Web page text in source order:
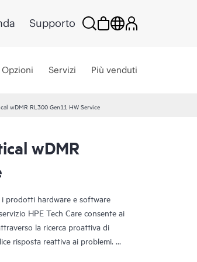
Supporto
Opzioni Servizi Più venduti
wDMR RL300 Gen11 HW Service
wDMR
prodotti hardware e software
HPE Tech Care consente ai
la ricerca proattiva di
risposta reattiva ai problemi.